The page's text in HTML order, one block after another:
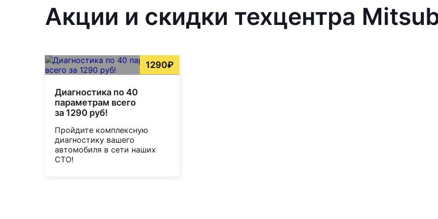
Акции и скидки техцентра
1290₽
Диагностика по 40
параметрам всего
за 1290 руб!
Пройдите комплексную
диагностику вашего
автомобиля в сети наших
СТО!